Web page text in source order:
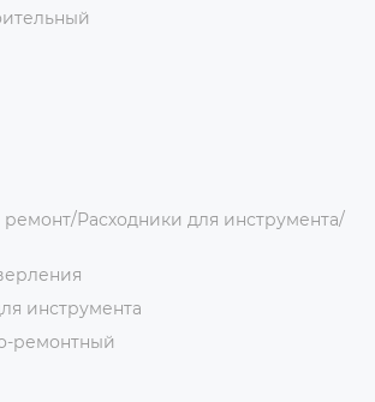
ремонт/Расходники для инструмента/
инструмента
ремонтный